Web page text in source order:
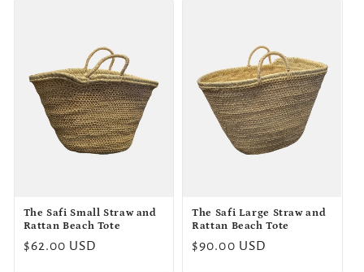
The Safi Small Straw and
Rattan Beach Tote
Prix
$62.00 USD
The Safi Large Straw and
Rattan Beach Tote
Prix
$90.00 USD